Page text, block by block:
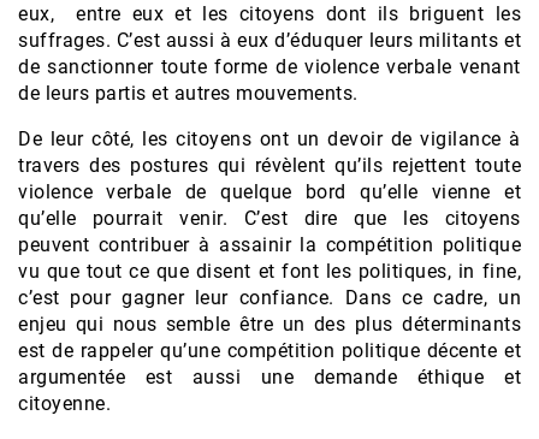
eux, entre eux et les citoyens dont ils briguent les
suffrages. C’est aussi à eux d’éduquer leurs militants et
de sanctionner toute forme de violence verbale venant
de leurs partis et autres mouvements.
De leur côté, les citoyens ont un devoir de vigilance à
travers des postures qui révèlent qu’ils rejettent toute
violence verbale de quelque bord qu’elle vienne et
qu’elle pourrait venir. C’est dire que les citoyens
peuvent contribuer à assainir la compétition politique
vu que tout ce que disent et font les politiques, in fine,
c’est pour gagner leur confiance. Dans ce cadre, un
enjeu qui nous semble être un des plus déterminants
est de rappeler qu’une compétition politique décente et
argumentée est aussi une demande éthique et
citoyenne.